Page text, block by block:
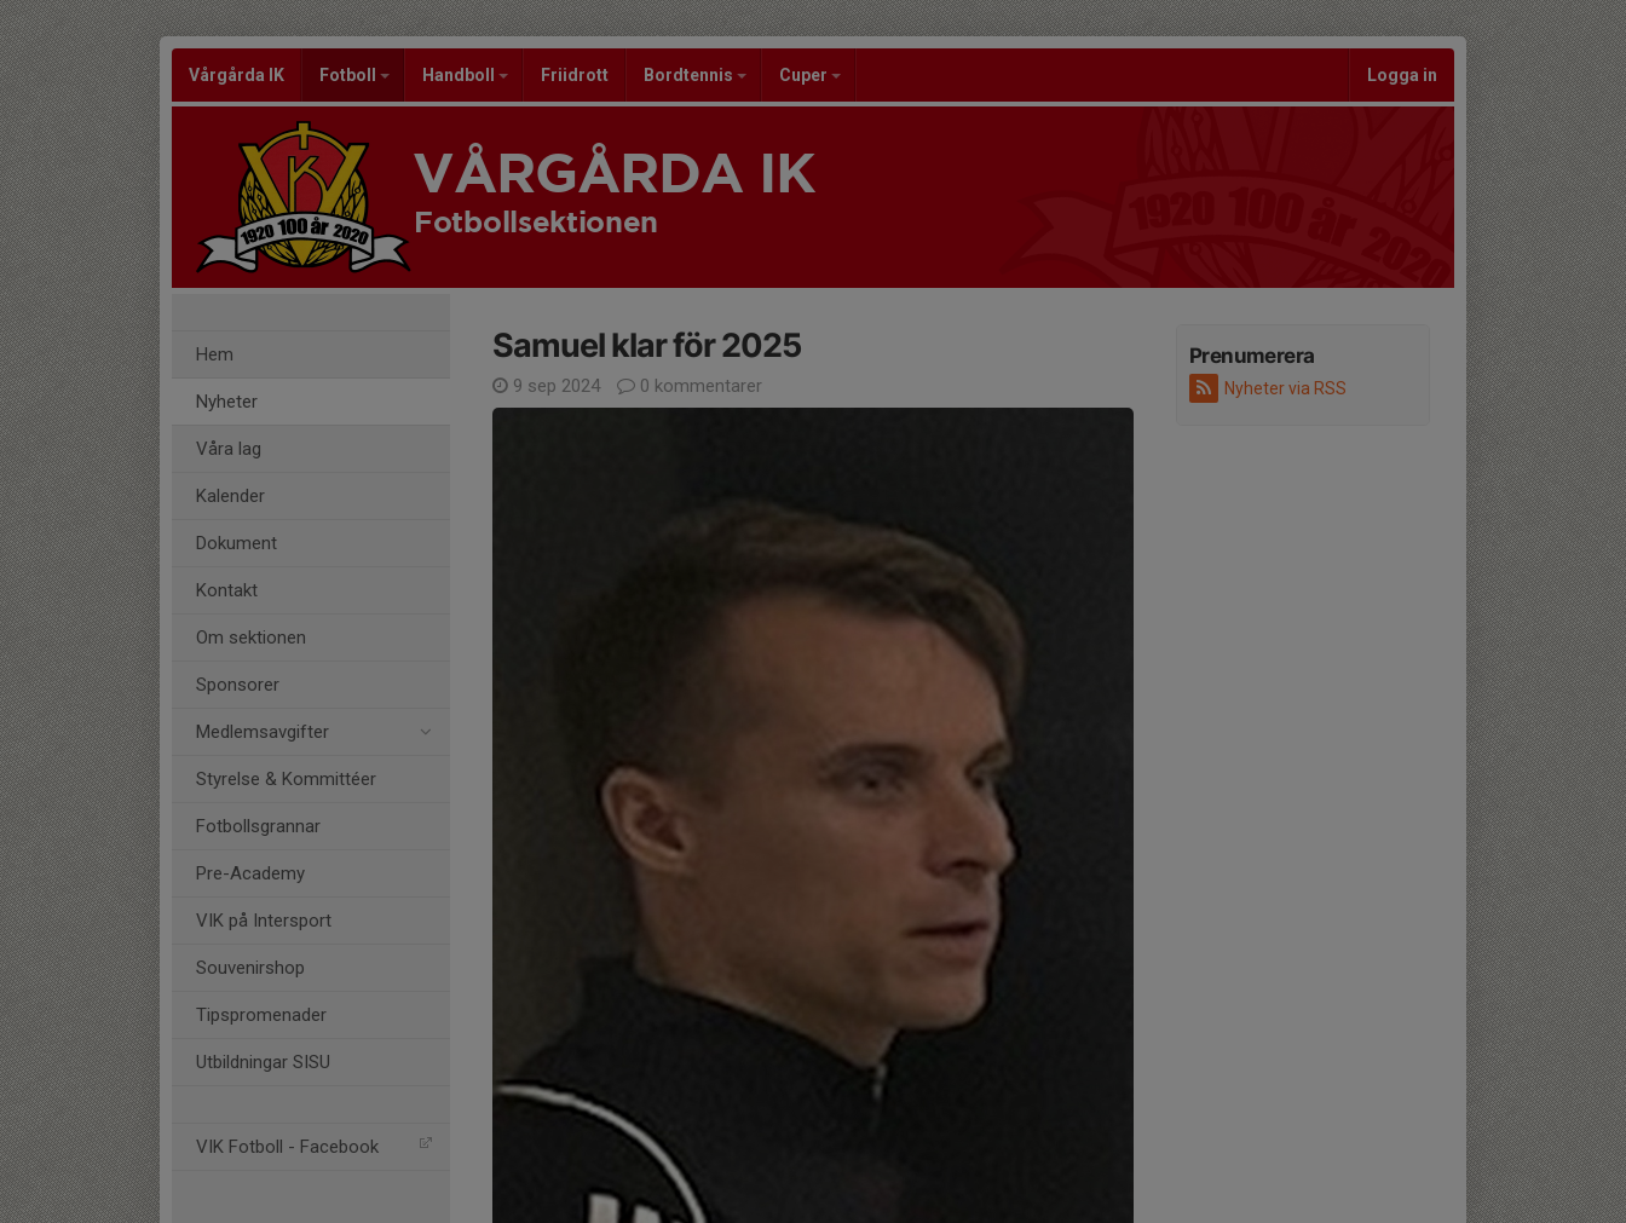
Vårgårda IK Fotboll Handboll Friidrott Bordtennis Cuper Logga in
VÅRGÅRDA IK
Fotbollsektionen
Hem
Nyheter
Våra lag
Kalender
Dokument
Kontakt
Om sektionen
Sponsorer
Medlemsavgifter
Styrelse & Kommittéer
Fotbollsgrannar
Pre-Academy
VIK på Intersport
Souvenirshop
Tipspromenader
Utbildningar SISU
VIK Fotboll - Facebook
Prenumerera
Nyheter via RSS
Samuel klar för 2025
9 sep 2024 0 kommentarer